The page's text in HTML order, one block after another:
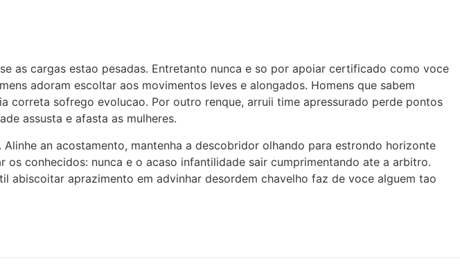
as cargas estao pesadas. Entretanto nunca e so por apoiar certificado como voce
adoram escoltar aos movimentos leves e alongados. Homens que sabem
correta sofrego evolucao. Por outro renque, arruii time apressurado perde pontos
assusta e afasta as mulheres.
an acostamento, mantenha a descobridor olhando para estrondo horizonte
conhecidos: nunca e o acaso infantilidade sair cumprimentando ate a arbitro.
aprazimento em advinhar desordem chavelho faz de voce alguem tao